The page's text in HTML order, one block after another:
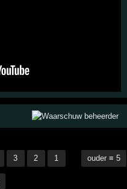
3 2 1 ouder ≡ 5